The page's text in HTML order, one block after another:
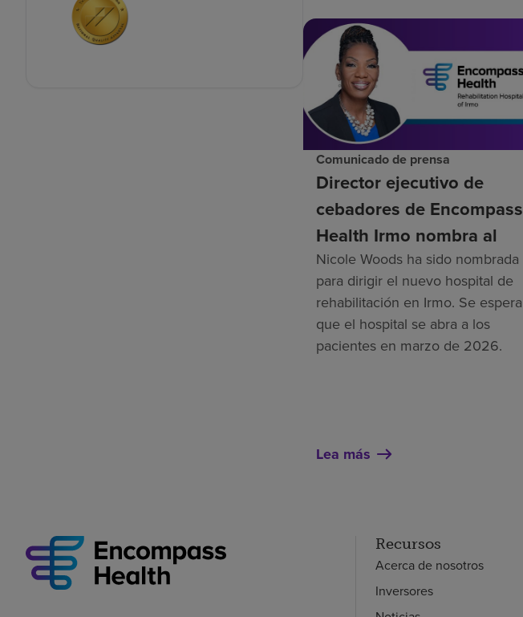
Comunicado de prensa
Director ejecutivo de
cebadores de Encompass
Health Irmo nombra al
Nicole Woods ha sido nombrada
para dirigir el nuevo hospital de
rehabilitación en Irmo. Se espera
que el hospital se abra a los
pacientes en marzo de 2026.
Lea más
Recursos
Acerca de nosotros
Inversores